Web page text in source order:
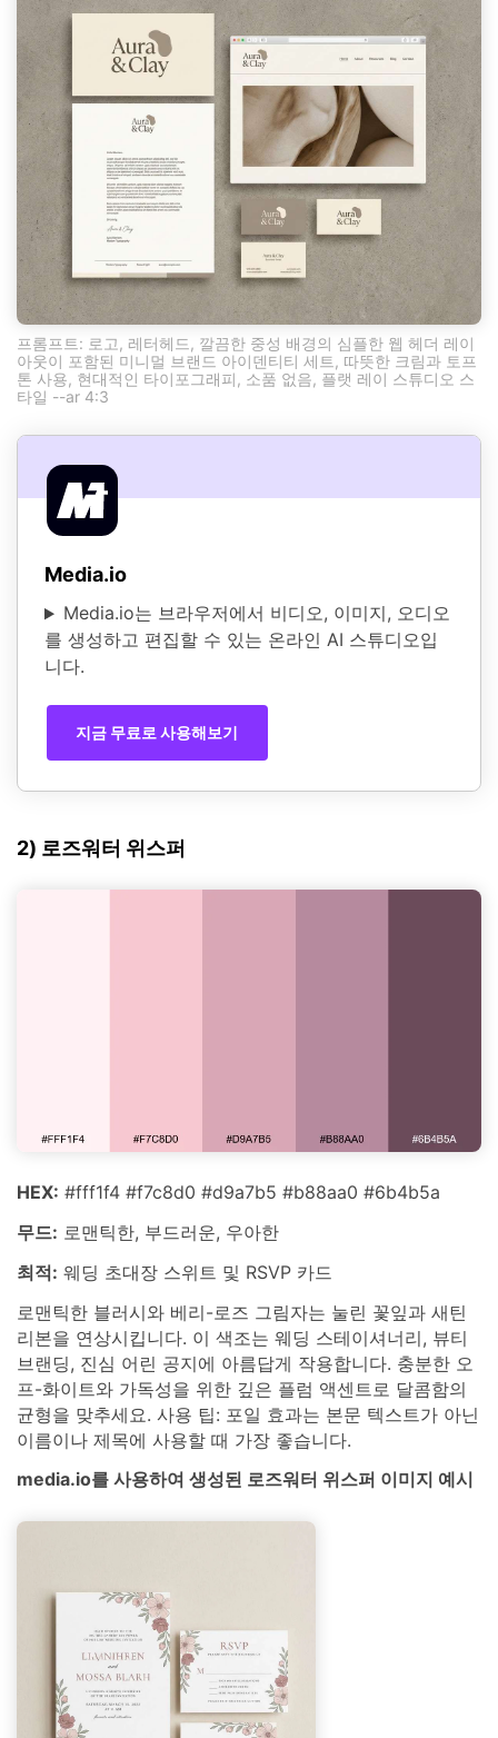
프롬프트: 로고, 레터헤드, 깔끔한 중성 배경의 심플한 웹 헤더 레이
아웃이 포함된 미니멀 브랜드 아이덴티티 세트, 따뜻한 크림과 토프
톤 사용, 현대적인 타이포그래피, 소품 없음, 플랫 레이 스튜디오 스
타일 --ar 4:3
Media.io
Media.io는 브라우저에서 비디오, 이미지, 오디오
를 생성하고 편집할 수 있는 온라인 AI 스튜디오입
니다.
지금 무료로 사용해보기
2) 로즈워터 위스퍼
HEX: #fff1f4 #f7c8d0 #d9a7b5 #b88aa0 #6b4b5a
무드: 로맨틱한, 부드러운, 우아한
최적: 웨딩 초대장 스위트 및 RSVP 카드
로맨틱한 블러시와 베리-로즈 그림자는 눌린 꽃잎과 새틴
리본을 연상시킵니다. 이 색조는 웨딩 스테이셔너리, 뷰티
브랜딩, 진심 어린 공지에 아름답게 작용합니다. 충분한 오
프-화이트와 가독성을 위한 깊은 플럼 액센트로 달콤함의
균형을 맞추세요. 사용 팁: 포일 효과는 본문 텍스트가 아닌
이름이나 제목에 사용할 때 가장 좋습니다.
media.io를 사용하여 생성된 로즈워터 위스퍼 이미지 예시